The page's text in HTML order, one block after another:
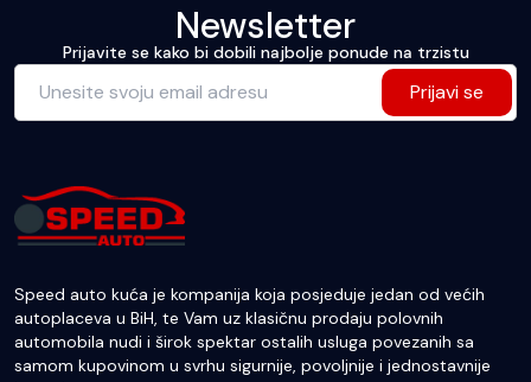
Newsletter
Prijavite se kako bi dobili najbolje ponude na trzistu
Prijavi se
Speed auto kuća je kompanija koja posjeduje jedan od većih
autoplaceva u BiH, te Vam uz klasičnu prodaju polovnih
automobila nudi i širok spektar ostalih usluga povezanih sa
samom kupovinom u svrhu sigurnije, povoljnije i jednostavnije